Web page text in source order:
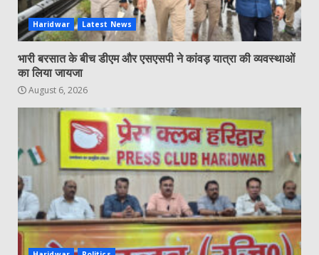
Haridwar Latest News
भारी बरसात के बीच डीएम और एसएसपी ने कांवड़ यात्रा की व्यवस्थाओं
का लिया जायजा
August 6, 2026